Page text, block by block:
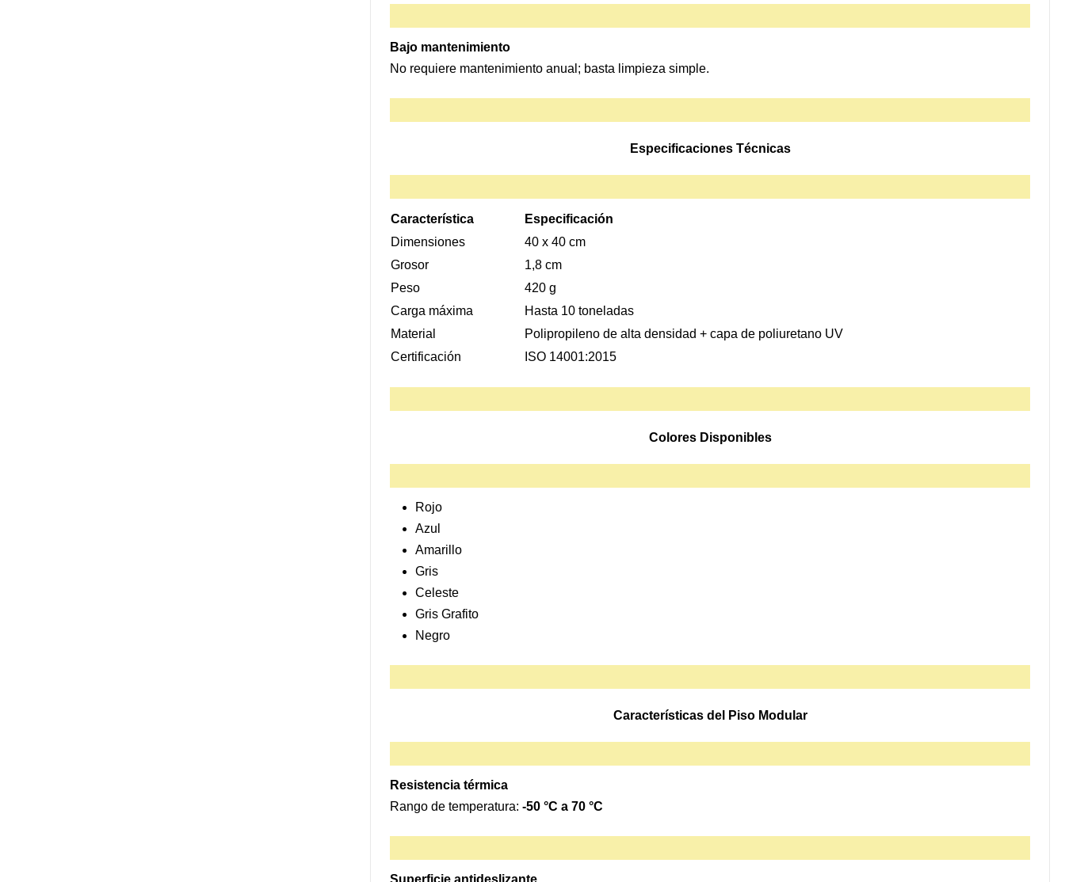
Bajo mantenimiento
No requiere mantenimiento anual; basta limpieza simple.
Especificaciones Técnicas
Característica
Especificación
Dimensiones
40 x 40 cm
Grosor
1,8 cm
Peso
420 g
Carga máxima
Hasta 10 toneladas
Material
Polipropileno de alta densidad + capa de poliuretano UV
Certificación
ISO 14001:2015
Colores Disponibles
Rojo
Azul
Amarillo
Gris
Celeste
Gris Grafito
Negro
Características del Piso Modular
Resistencia térmica
Rango de temperatura: -50 °C a 70 °C